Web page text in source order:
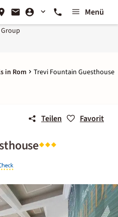
Menü
Group
in Rom Trevi Fountain Guesthouse
Teilen Favorit